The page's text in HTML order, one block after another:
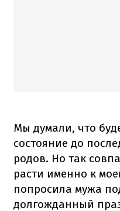
Мы думали, что
состояние до
родов. Но так
расти именно к
попросила мужа
долгожданный